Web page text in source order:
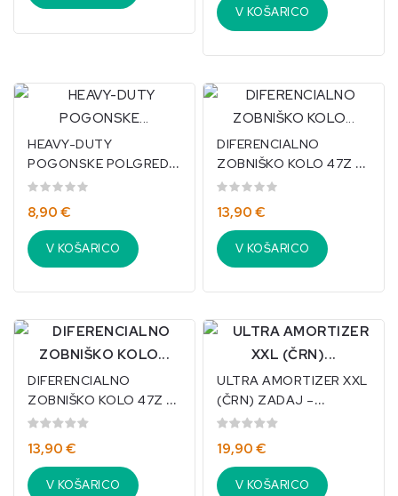
V KOŠARICO
HEAVY-DUTY
POGONSKE POLGREDI
(DOLGI) S KROGLICAMI
MAXX/4951X
8,90 €
V KOŠARICO
DIFERENCIALNO
ZOBNIŠKO KOLO 47Z &
PINION 12Z (ZADAJ) –
MAXX/10779
13,90 €
V KOŠARICO
DIFERENCIALNO
ZOBNIŠKO KOLO 47Z &
PINION 12Z (SPREDAJ) –
/...
13,90 €
V KOŠARICO
ULTRA AMORTIZER XXL
(ČRN) ZADAJ –
KOMPLET Z VZMETJO
19,90 €
V KOŠARICO